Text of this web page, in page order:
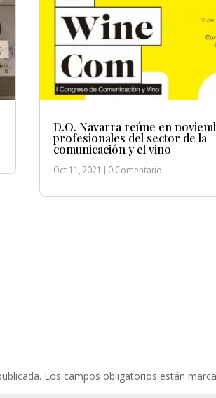
D.O. Navarra reúne en
profesionales del sector de la
comunicación y el vino
Oct 11, 2021 | 0 Comentario
Los campos obligatorios están